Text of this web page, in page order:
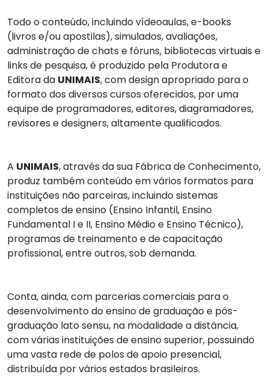
Todo o conteúdo, incluindo vídeoaulas, e-books
(livros e/ou apostilas), simulados, avaliações,
administração de chats e fóruns, bibliotecas virtuais e
links de pesquisa, é produzido pela Produtora e
Editora da UNIMAIS, com design apropriado para o
formato dos diversos cursos oferecidos, por uma
equipe de programadores, editores, diagramadores,
revisores e designers, altamente qualificados.
A UNIMAIS, através da sua Fábrica de Conhecimento,
produz também conteúdo em vários formatos para
instituições não parceiras, incluindo sistemas
completos de ensino (Ensino Infantil, Ensino
Fundamental I e II, Ensino Médio e Ensino Técnico),
programas de treinamento e de capacitação
profissional, entre outros, sob demanda.
Conta, ainda, com parcerias comerciais para o
desenvolvimento do ensino de graduação e pós-
graduação lato sensu, na modalidade a distância,
com várias instituições de ensino superior, possuindo
uma vasta rede de polos de apoio presencial,
distribuída por vários estados brasileiros.